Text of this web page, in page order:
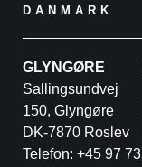
DANMARK
GLYNGØRE
Sallingsundvej
150, Glyngøre
DK-7870 Roslev
Telefon: +45 97 73